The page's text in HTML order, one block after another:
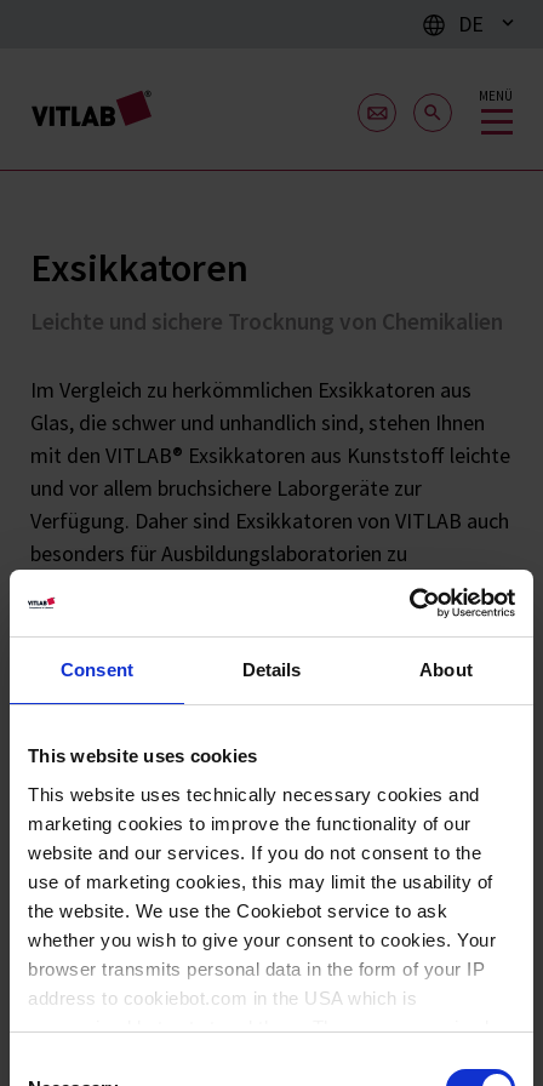
Consent Details About
This website uses cookies
This website uses technically necessary cookies and
marketing cookies to improve the functionality of our
website and our services. If you do not consent to the
use of marketing cookies, this may limit the usability of
the website. We use the Cookiebot service to ask
whether you wish to give your consent to cookies. Your
browser transmits personal data in the form of your IP
address to cookiebot.com in the USA which is
anonymized but not stored there. Then an anonymized
DE
MENÜ
Exsikkatoren
Leichte und sichere Trocknung von Chemikalien
Im Vergleich zu herkömmlichen Exsikkatoren aus
Glas, die schwer und unhandlich sind, stehen Ihnen
mit den VITLAB® Exsikkatoren aus Kunststoff leichte
und vor allem bruchsichere Laborgeräte zur
Verfügung. Daher sind Exsikkatoren von VITLAB auch
besonders für Ausbildungslaboratorien zu
empfehlen. Anwendung finden Exsikkatoren vor
allem in der analytischen und präparativen Chemie,
verwendet werden. Eine weitere Anwendung ist die
Luftfeuchtigkeit.
Exsikkatoren mit
Hahn, PP/PC
Exsikkator-
Scheiben